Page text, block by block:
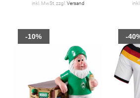
inkl. MwSt. zzgl.Versand
-10% -